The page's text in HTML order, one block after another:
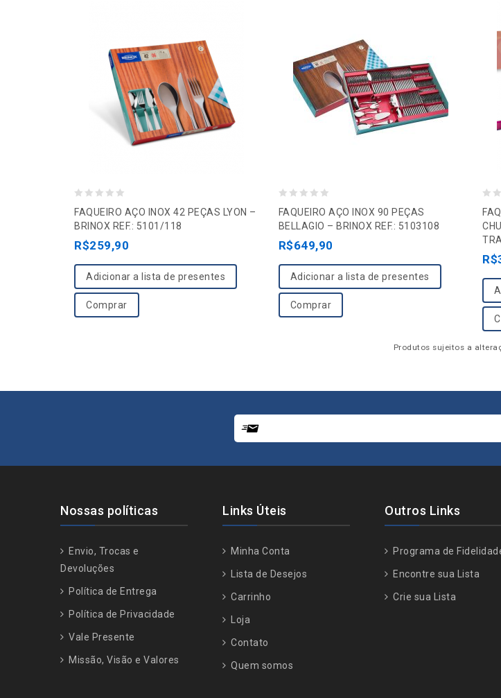
o
u
f
FAQUEIRO AÇO INOX 42 PEÇAS LYON –
BRINOX REF.: 5101/118
R$259,90
Adicionar a lista de presentes
Comprar
o
u
f
FAQUEIRO AÇO INOX 90 PEÇAS
BELLAGIO – BRINOX REF.: 5103108
R$649,90
Adicionar a lista de presentes
Comprar
o
t
5
R$
Produtos sujeitos a
Nossas políticas
Envio, Trocas e
Devoluções
Política de Entrega
Política de Privacidade
Vale Presente
Missão, Visão e Valores
Links Úteis
Minha Conta
Lista de Desejos
Carrinho
Loja
Contato
Quem somos
Outros Links
Programa de
Encontre sua Lista
Crie sua Lista